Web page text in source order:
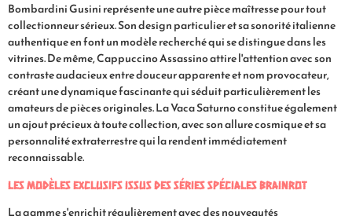
Bombardini Gusini représente une autre pièce maîtresse pour tout
collectionneur sérieux. Son design particulier et sa sonorité italienne
authentique en font un modèle recherché qui se distingue dans les
vitrines. De même, Cappuccino Assassino attire l'attention avec son
contraste audacieux entre douceur apparente et nom provocateur,
créant une dynamique fascinante qui séduit particulièrement les
amateurs de pièces originales. La Vaca Saturno constitue également
un ajout précieux à toute collection, avec son allure cosmique et sa
personnalité extraterrestre qui la rendent immédiatement
reconnaissable.
Les modèles exclusifs issus des séries spéciales Brainrot
La gamme s'enrichit régulièrement avec des nouveautés